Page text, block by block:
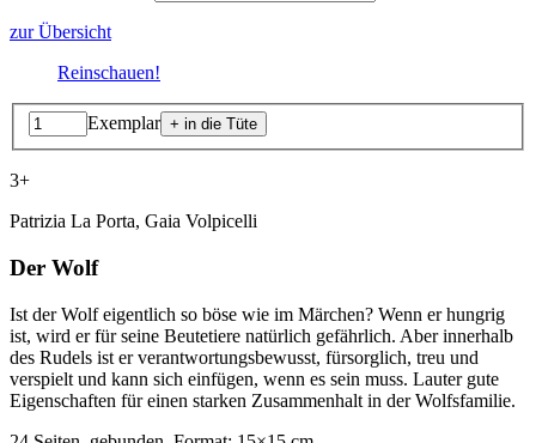
zur Übersicht
Reinschauen!
Exemplar
3+
Patrizia La Porta, Gaia Volpicelli
Der Wolf
Ist der Wolf eigentlich so böse wie im Märchen? Wenn er hungrig
ist, wird er für seine Beutetiere natürlich gefährlich. Aber innerhalb
des Rudels ist er verantwortungsbewusst, fürsorglich, treu und
verspielt und kann sich einfügen, wenn es sein muss. Lauter gute
Eigenschaften für einen starken Zusammenhalt in der Wolfsfamilie.